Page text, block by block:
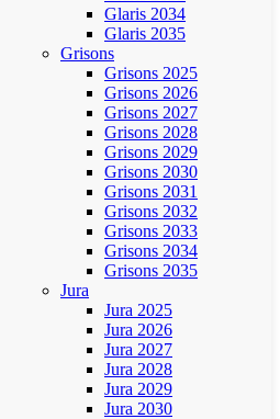
Glaris 2034
Glaris 2035
Grisons
Grisons 2025
Grisons 2026
Grisons 2027
Grisons 2028
Grisons 2029
Grisons 2030
Grisons 2031
Grisons 2032
Grisons 2033
Grisons 2034
Grisons 2035
Jura
Jura 2025
Jura 2026
Jura 2027
Jura 2028
Jura 2029
Jura 2030